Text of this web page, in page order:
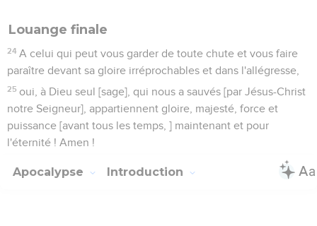
Louange finale
24 A celui qui peut vous garder de toute chute et vous faire
paraître devant sa gloire irréprochables et dans l'allégresse,
25 oui, à Dieu seul [sage], qui nous a sauvés [par Jésus-Christ
notre Seigneur], appartiennent gloire, majesté, force et
puissance [avant tous les temps, ] maintenant et pour
l'éternité ! Amen !
Apocalypse Introduction